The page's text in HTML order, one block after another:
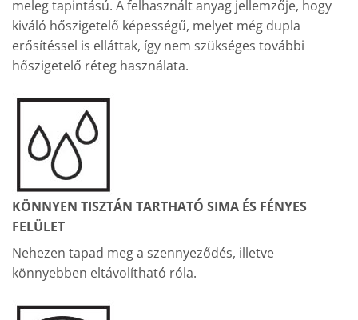
meleg tapintású. A felhasznált anyag jellemzője, hogy
kiváló hőszigetelő képességű, melyet még dupla
erősítéssel is elláttak, így nem szükséges további
hőszigetelő réteg használata.
KÖNNYEN TISZTÁN TARTHATÓ SIMA ÉS FÉNYES
FELÜLET
Nehezen tapad meg a szennyeződés, illetve
könnyebben eltávolítható róla.